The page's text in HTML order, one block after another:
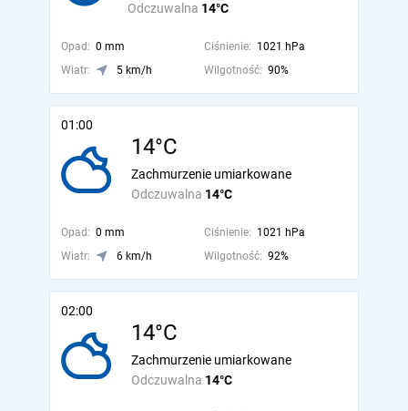
Odczuwalna 14°C
Opad: 0 mm Ciśnienie: 1021 hPa
Wiatr:
5 km/h Wilgotność: 90%
01:00
14°C
Odczuwalna 14°C
Zachmurzenie umiarkowane
Opad: 0 mm Ciśnienie: 1021 hPa
Wiatr:
6 km/h Wilgotność: 92%
02:00
14°C
Odczuwalna 14°C
Zachmurzenie umiarkowane